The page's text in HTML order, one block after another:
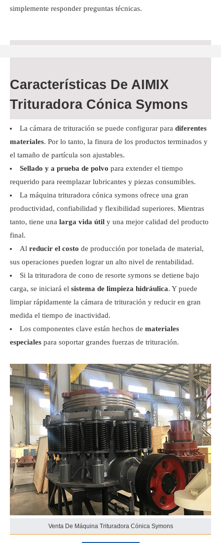
simplemente responder preguntas técnicas.
Características De AIMIX
Trituradora Cónica Symons
La cámara de trituración se puede configurar para diferentes
materiales. Por lo tanto, la finura de los productos terminados y
el tamaño de partícula son ajustables.
Sellado y a prueba de polvo para extender el tiempo
requerido para reemplazar lubricantes y piezas consumibles.
La máquina trituradora cónica symons ofrece una gran
productividad, confiabilidad y flexibilidad superiores. Mientras
tanto, tiene una larga vida útil y una mejor calidad del producto
final.
Al reducir el costo de producción por tonelada de material,
sus operaciones pueden lograr un alto nivel de rentabilidad.
Si la trituradora de cono de resorte symons se detiene bajo
carga, se iniciará el sistema de limpieza hidráulica. Y puede
limpiar rápidamente la cámara de trituración y reducir en gran
medida el tiempo de inactividad.
Los componentes clave están hechos de materiales
especiales para soportar grandes fuerzas de trituración.
Venta De Máquina Trituradora Cónica Symons